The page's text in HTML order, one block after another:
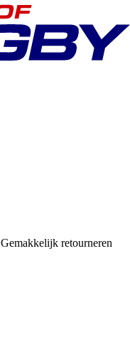
Gemakkelijk retourneren